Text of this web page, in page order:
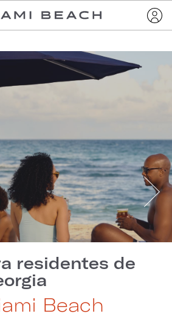
residentes de
Beach